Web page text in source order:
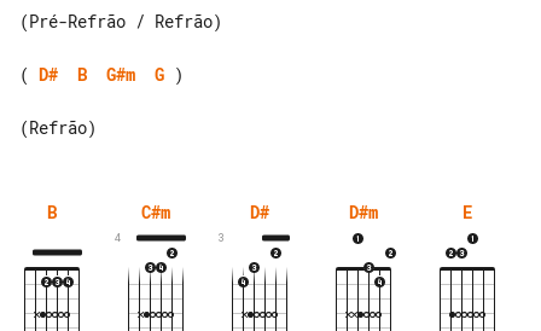
(Pré-Refrão / Refrão)
( D# B G#m G )
B C#m
4
D#
3
D#m E